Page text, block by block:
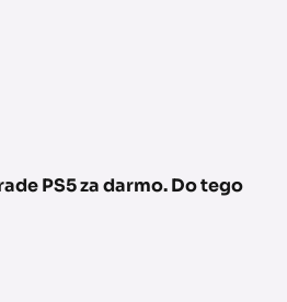
PS5 za darmo. Do tego